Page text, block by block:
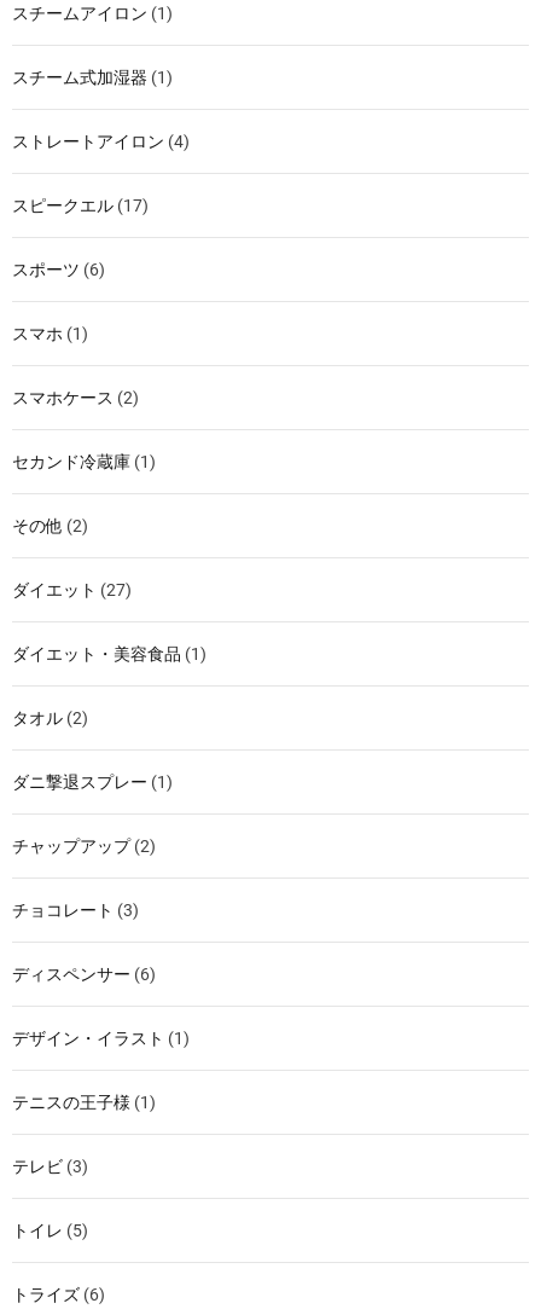
スチームアイロン (1)
スチーム式加湿器 (1)
ストレートアイロン (4)
スピークエル (17)
スポーツ (6)
スマホ (1)
スマホケース (2)
セカンド冷蔵庫 (1)
その他 (2)
ダイエット (27)
ダイエット・美容食品 (1)
タオル (2)
ダニ撃退スプレー (1)
チャップアップ(2)
チョコレート (3)
ディスペンサー (6)
デザイン・イラスト (1)
テニスの王子様 (1)
テレビ (3)
トイレ (5)
トライズ (6)